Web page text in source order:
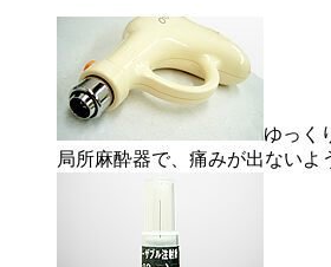
ゆっく
局所麻酔器で、痛みが出ないよ